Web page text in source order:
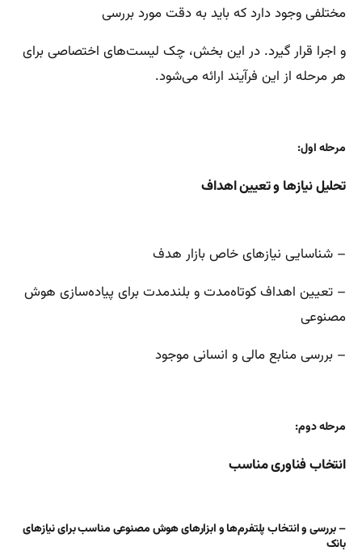
مختلفی وجود دارد که باید به دقت مورد بررسی
و اجرا قرار گیرد. در این بخش، چک لیست‌های اختصاصی برای
هر مرحله از این فرآیند ارائه می‌شود.
مرحله اول:
تحلیل نیازها و تعیین اهداف
– شناسایی نیازهای خاص بازار هدف
– تعیین اهداف کوتاه‌مدت و بلندمدت برای پیاده‌سازی هوش
مصنوعی
– بررسی منابع مالی و انسانی موجود
مرحله دوم:
انتخاب فناوری مناسب
– بررسی و انتخاب پلتفرم‌ها و ابزارهای هوش مصنوعی مناسب برای نیازهای
بانک